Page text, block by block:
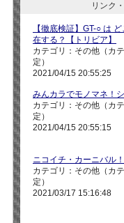
リンク
【徹底検証】GT-○ は
在する？【トリビア】
カテゴリ：その他（カ
定）
2021/04/15 20:55:25
みんカラでモノマネ！
カテゴリ：その他（カ
定）
2021/04/15 20:55:15
ニコイチ・カーニバル！
カテゴリ：その他（カ
定）
2021/03/17 15:16:48